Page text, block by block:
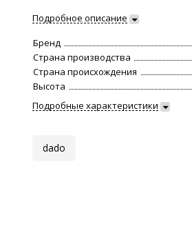
Подробное описание
Бренд
Страна производства
Страна происхождения
Высота
Подробные характеристики
dado